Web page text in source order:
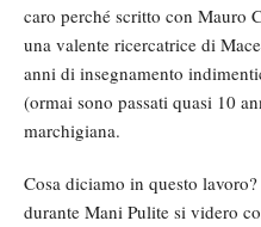
caro perché scritto con Mauro
una valente ricercatrice di
anni di insegnamento
(ormai sono passati quasi 10
marchigiana.
Cosa diciamo in questo
durante Mani Pulite si videro